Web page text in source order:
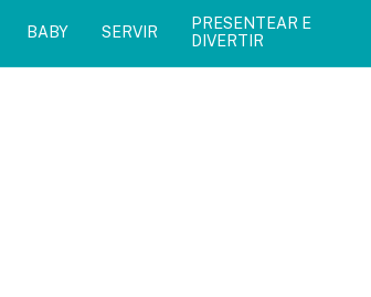
BABY SERVIR
PRESENTEAR E
DIVERTIR